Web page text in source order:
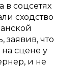
в соцсетях
сходство
заявив, что
сцене у
и не